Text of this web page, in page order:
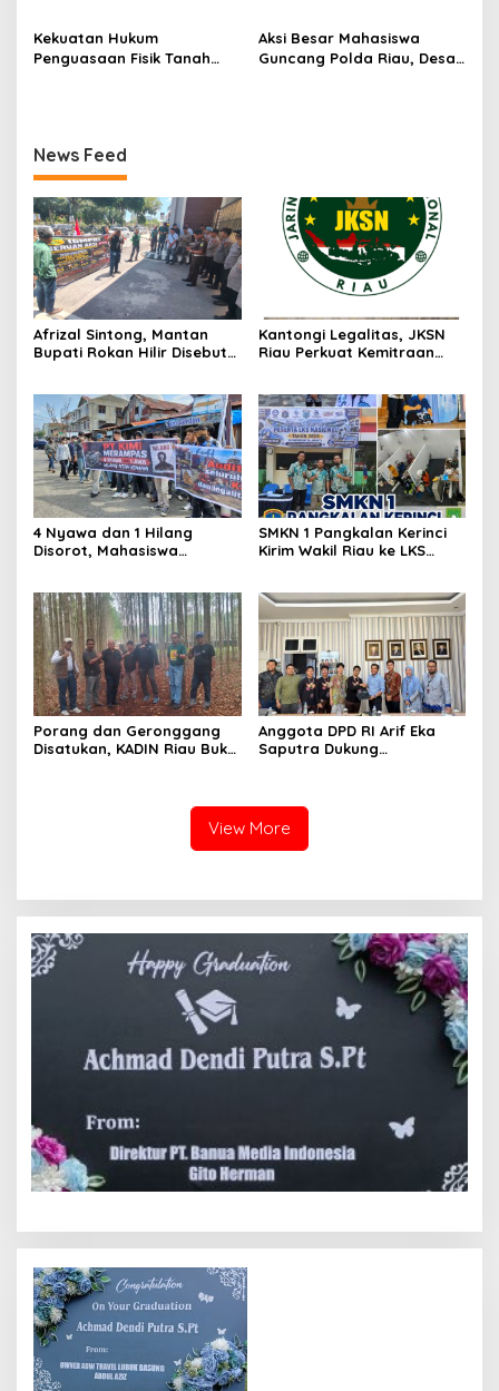
Bengkalis
Pekanbaru Youth
Kekuatan Hukum
Penguasaan Fisik Tanah
Aksi Besar Mahasiswa
Guncang Polda Riau, Desak
News Feed
Afrizal Sintong, Mantan
Bupati Rokan Hilir Disebut
Desak Usut Dividen Rp331,7
Miliar
Kantongi Legalitas, JKSN
Riau Perkuat Kemitraan
4 Nyawa dan 1 Hilang
Disorot, Mahasiswa
SMKN 1 Pangkalan Kerinci
Kirim Wakil Riau ke LKS
Porang dan Geronggang
Disatukan, KADIN Riau Buka
Anggota DPD RI Arif Eka
Saputra Dukung
View More